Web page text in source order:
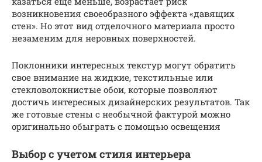
возникновения своеобразного эффекта «давящих
стен». Но этот вид отделочного материала просто
незаменим для неровных поверхностей.
Поклонники интересных текстур могут обратить
свое внимание на жидкие, текстильные или
стекловолокнистые обои, которые позволяют
достичь интересных дизайнерских результатов. Так
же готовые стены с необычной фактурой можно
оригинально обыграть с помощью освещения
Выбор с учетом стиля интерьера